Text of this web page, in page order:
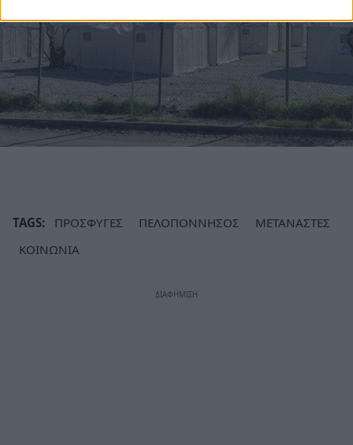
TAGS: ΠΡΟΣΦΥΓΕΣ ΠΕΛΟΠΟΝΝΗΣΟΣ
ΜΕΤΑΝΑΣΤΕΣ
ΚΟΙΝΩΝΙΑ